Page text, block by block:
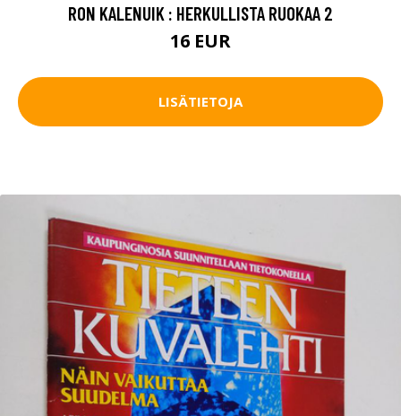
RON KALENUIK : HERKULLISTA RUOKAA 2
16 EUR
LISÄTIETOJA